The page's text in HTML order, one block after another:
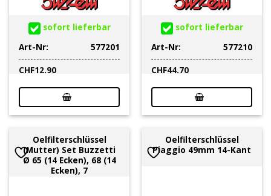
sofort lieferbar
Art-Nr:
577201
CHF12.90
sofort lieferbar
Art-Nr:
577210
CHF44.70
Oelfilterschlüssel
(Mutter) Set Buzzetti
Ø 65 (14 Ecken), 68 (14
Ecken), 7
Oelfilterschlüssel
Piaggio 49mm 14-Kant